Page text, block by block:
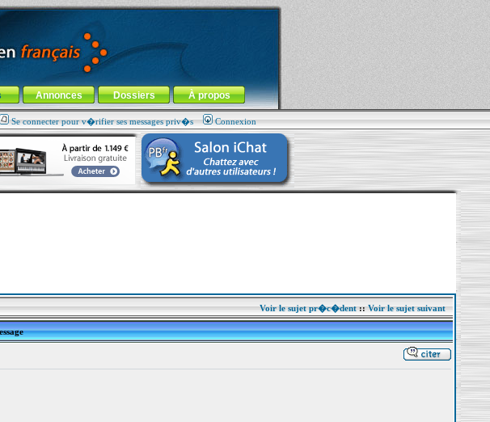
Annonces Dossiers À propos
Se connecter pour v�rifier ses messages priv�s Connexion
Voir le sujet pr�c�dent::Voir le sujet suivant